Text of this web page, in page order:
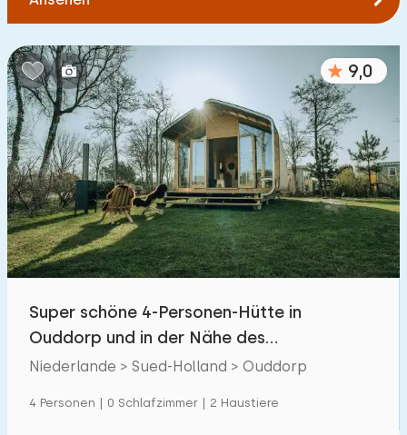
1 2
Zu öffentlichen Verkehrsmitteln
0,2 0,5 1
Unterkunft
Nicht im Ferienpark 55
Im Ferienpark 191
Einfamilienhaus
Ferienbauernhof
Villa
9,0
Super schöne 4-Personen-Hütte in
Ouddorp und in der Nähe des
Nordseestrandes
Niederlande > Sued-Holland > Ouddorp
4 Personen | 0 Schlafzimmer | 2 Haustiere